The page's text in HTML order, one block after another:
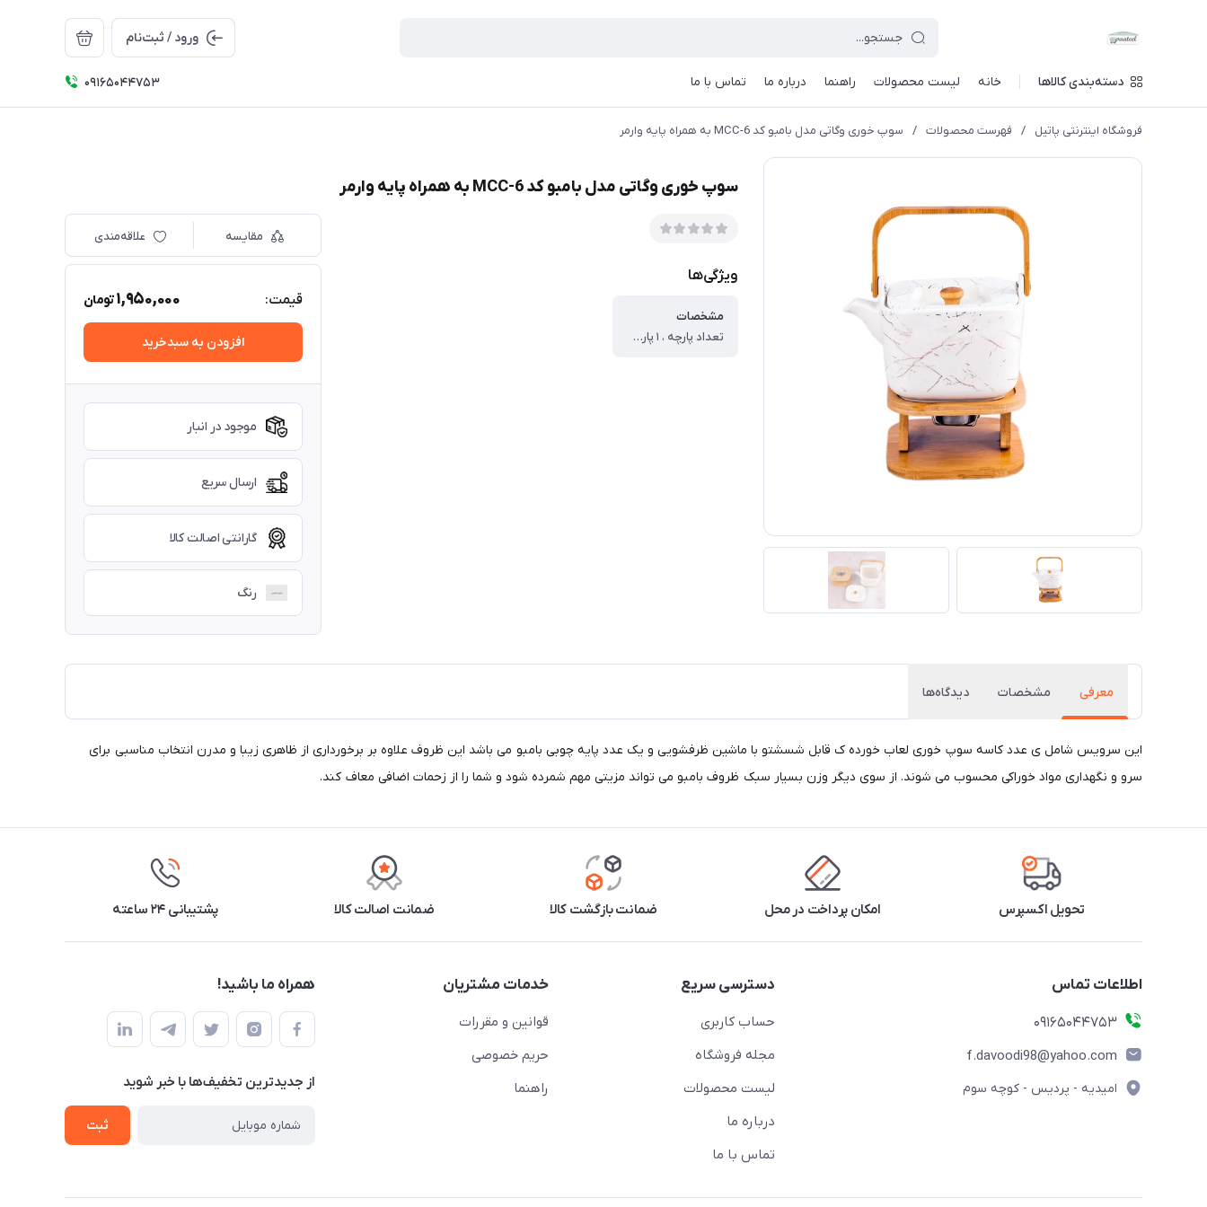
ورود / ثبت‌نام
دسته‌بندی کالاها خانه لیست محصولات راهنما درباره ما تماس با ما 09165044753
فروشگاه اینترنتی پاتیل / فهرست محصولات / سوپ خوری وگاتی مدل بامبو کد MCC-6 به همراه پایه وارمر
سوپ خوری وگاتی مدل بامبو کد MCC-6 به همراه پایه وارمر
ویژگی‌ها
مشخصات
تعداد پارچه ، ۱ پارچه ، ویژگی و قابلیت‌ها ، نحوه شست‌وشو ، شست‌وشو با دست ، طراحی و ساختار ظاهری ، تعداد طبقه ، عدد یک ، جنس ، چوب
مقایسه علاقه‌مندی
قیمت: 1,950,000تومان
افزودن به سبدخرید
موجود در انبار
ارسال سریع
گارانتی اصالت کالا
رنگ
معرفی مشخصات دیدگاه‌ها
این سرویس شامل ی عدد کاسه سوپ خوری لعاب خورده ک قابل شسشتو با ماشین ظرفشویی و یک عدد پایه چوبی بامبو می باشد این ظروف علاوه بر برخورداری از ظاهری زیبا و مدرن انتخاب مناسبی برای
سرو و نگهداری مواد خوراکی محسوب می شوند. از سوی دیگر وزن بسیار سبک ظروف بامبو می تواند مزیتی مهم شمرده شود و شما را از زحمات اضافی معاف کند.
تحویل اکسپرس امکان پرداخت در محل ضمانت بازگشت کالا ضمانت اصالت کالا پشتیبانی ۲۴ ساعته
اطلاعات تماس
09165044753
f.davoodi98@yahoo.com
امیدیه - پردیس - کوچه سوم
دسترسی سریع
حساب کاربری
مجله فروشگاه
لیست محصولات
درباره ما
تماس با ما
خدمات مشتریان
قوانین و مقررات
حریم خصوصی
راهنما
همراه ما باشید!
از جدید‌ترین تخفیف‌ها با‌ خبر شوید
ثبت